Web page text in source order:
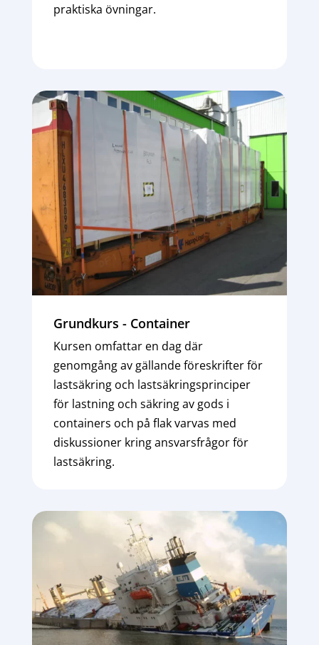
praktiska övningar.
Grundkurs - Container
Kursen omfattar en dag där
genomgång av gällande föreskrifter för
lastsäkring och lastsäkringsprinciper
för lastning och säkring av gods i
containers och på flak varvas med
diskussioner kring ansvarsfrågor för
lastsäkring.